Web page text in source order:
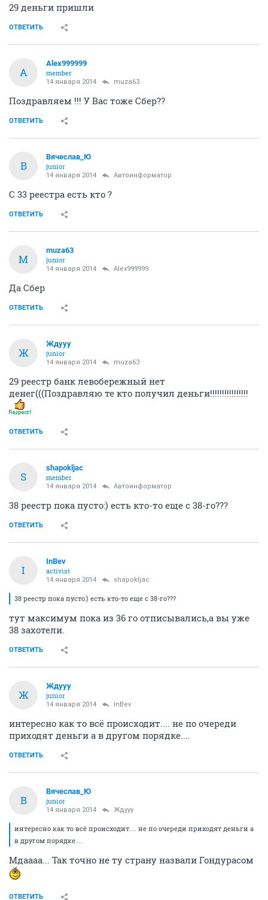
29 деньги пришли
ОТВЕТИТЬ
A
Alex999999
member
14 января 2014 muza63
Поздравляем !!! У Вас тоже Сбер??
ОТВЕТИТЬ
В
Вячеслав_Ю
junior
14 января 2014 Автоинформатор
С 33 реестра есть кто ?
ОТВЕТИТЬ
M
muza63
junior
14 января 2014 Alex999999
Да Сбер
ОТВЕТИТЬ
Ж
Ждууу
junior
14 января 2014 muza63
29 реестр банк левобережный нет
денег(((Поздравляю те кто получил деньги!!!!!!!!!!!!!!!!
ОТВЕТИТЬ
S
shapokljac
member
14 января 2014 Автоинформатор
38 реестр пока пусто:) есть кто-то еще с 38-го???
ОТВЕТИТЬ
I
InBev
activist
14 января 2014 shapokljac
38 реестр пока пусто:) есть кто-то еще с 38-го???
тут максимум пока из 36 го отписывались,а вы уже
38 захотели.
ОТВЕТИТЬ
Ж
Ждууу
junior
14 января 2014 InBev
интересно как то всё происходит.... не по очереди
приходят деньги а в другом порядке....
ОТВЕТИТЬ
В
Вячеслав_Ю
junior
14 января 2014 Ждууу
интересно как то всё происходит.... не по очереди приходят деньги а
в другом порядке....
Мдаааа... Так точно не ту страну назвали Гондурасом
ОТВЕТИТЬ